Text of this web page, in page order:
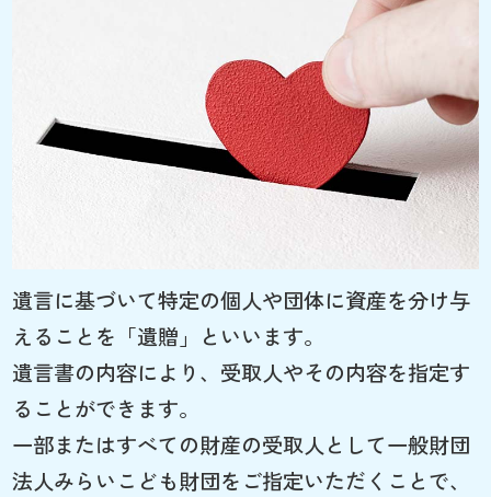
遺言に基づいて特定の個人や団体に資産を分け与
えることを「遺贈」といいます。
遺言書の内容により、受取人やその内容を指定す
ることができます。
一部またはすべての財産の受取人として一般財団
法人みらいこども財団をご指定いただくことで、